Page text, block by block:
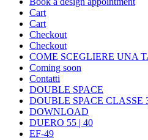
Cart
Cart
Checkout
Checkout
COME SCEGLIERE UNA
Coming soon
Contatti
DOUBLE SPACE
DOUBLE SPACE CLASSE
DOWNLOAD
DUERO 55 | 40
EF-49